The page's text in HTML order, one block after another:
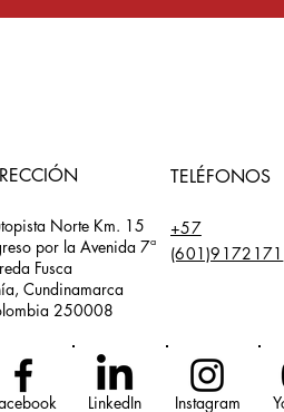
Norte Km. 15
por la Avenida 7ª
Fusca
Cundinamarca
250008
TELÉFONOS
+57
(601)9172171
LinkedIn Instagram